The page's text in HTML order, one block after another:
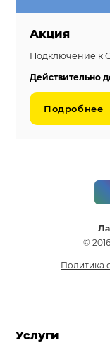
Акция
Подключение к
Действительно
Подробнее
©
Политика
Услуги